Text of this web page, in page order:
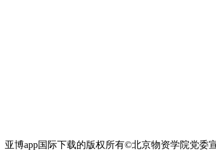
亚博app国际下载的版权所有©北京物资学院党委